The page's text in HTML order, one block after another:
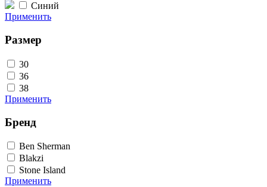
Синий
Применить
Размер
30
36
38
Применить
Бренд
Ben Sherman
Blakzi
Stone Island
Применить